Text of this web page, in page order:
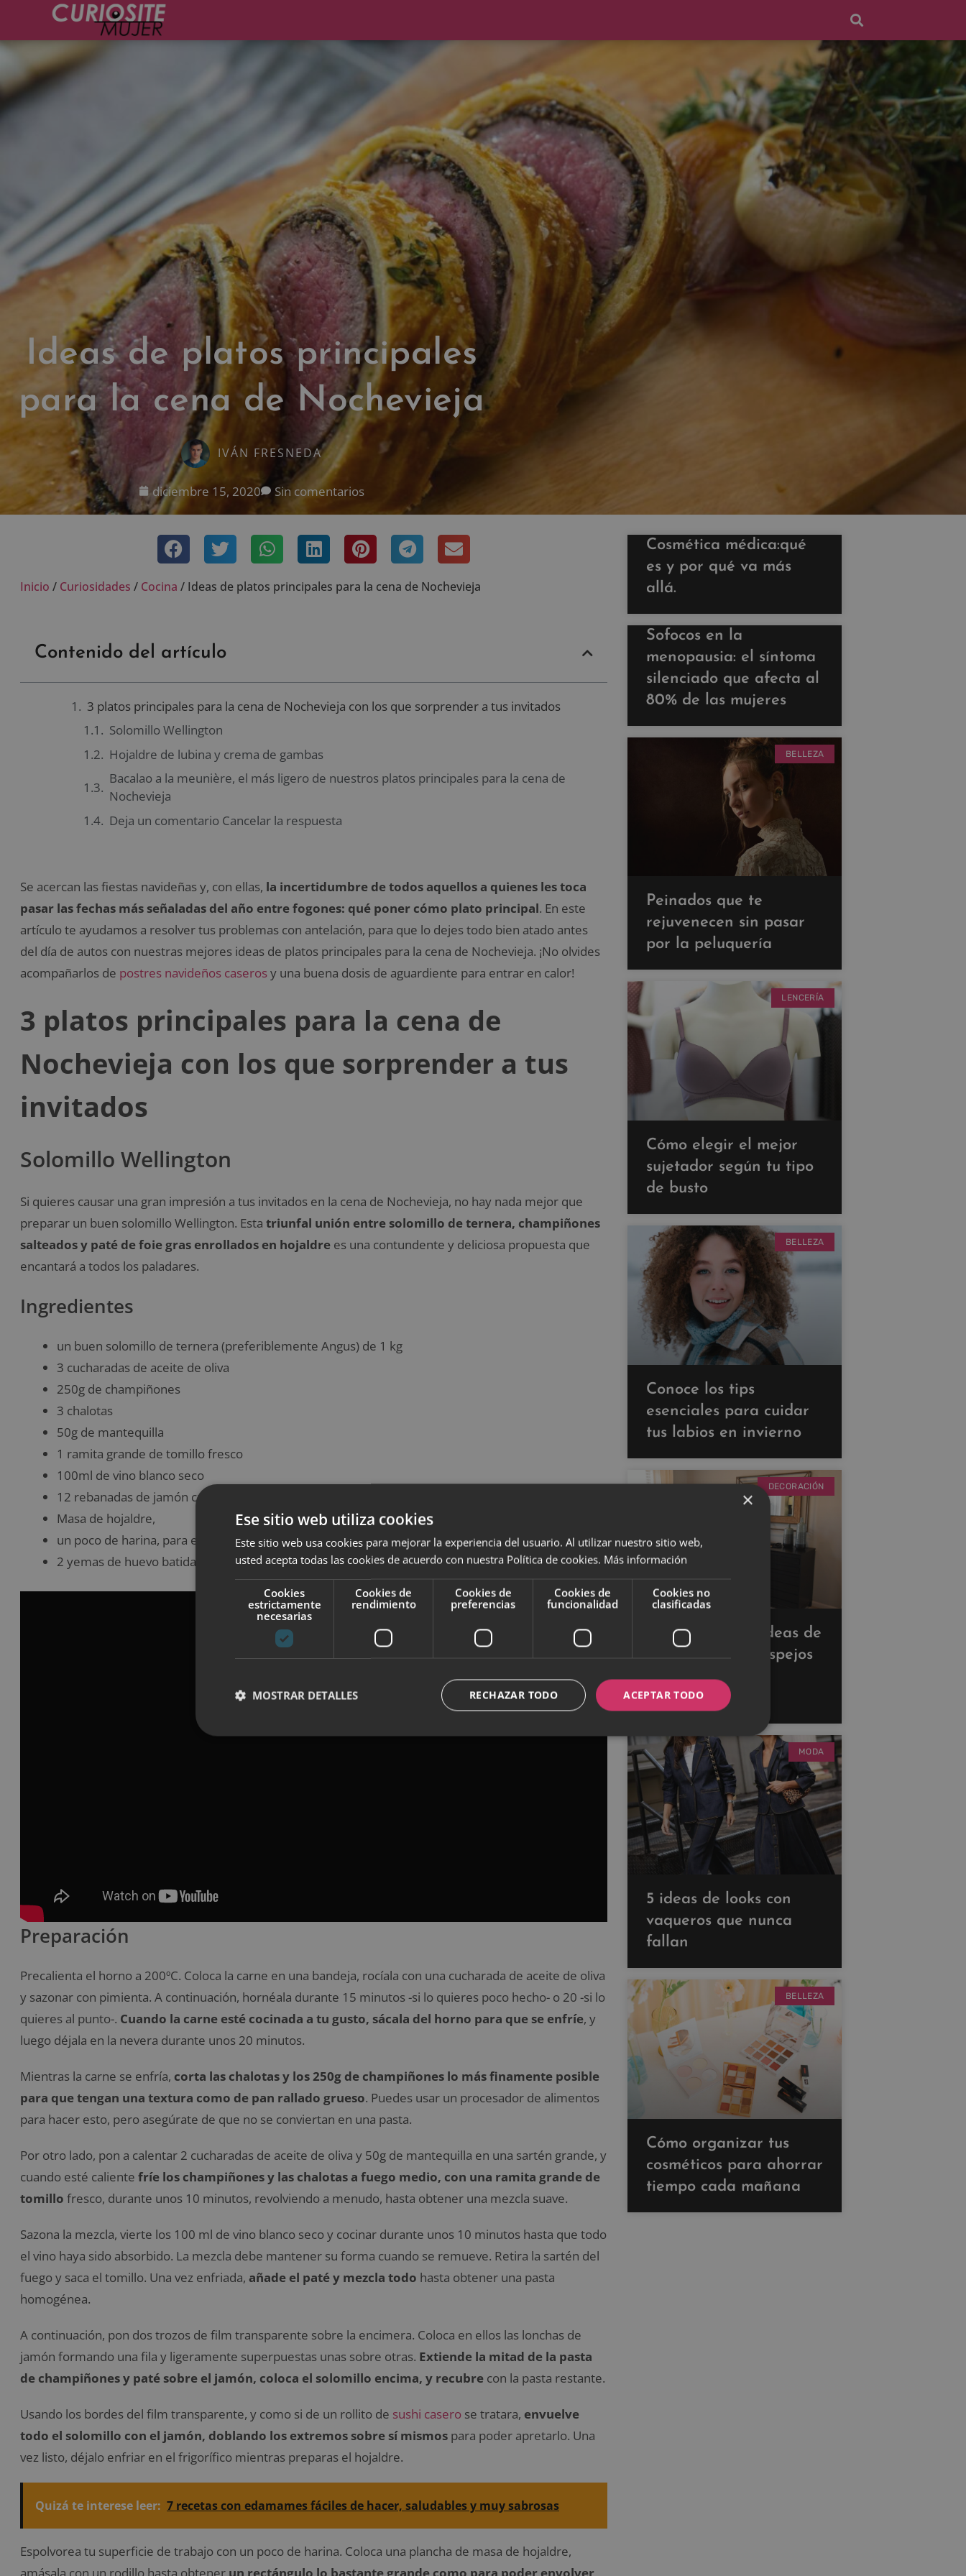
Ideas de platos principales
para la cena de Nochevieja
IVÁN FRESNEDA
diciembre 15, 2020 Sin comentarios
Inicio / Curiosidades / Cocina / Ideas de platos principales para la cena de Nochevieja
Contenido del artículo
3 platos principales para la cena de Nochevieja con los que sorprender a tus invitados
Solomillo Wellington
Hojaldre de lubina y crema de gambas
Bacalao a la meunière, el más ligero de nuestros platos principales para la cena de
Nochevieja
Deja un comentario Cancelar la respuesta
Se acercan las fiestas navideñas y, con ellas, la incertidumbre de todos aquellos a quienes les toca
pasar las fechas más señaladas del año entre fogones: qué poner cómo plato principal. En este
artículo te ayudamos a resolver tus problemas con antelación, para que lo dejes todo bien atado antes
del día de autos con nuestras mejores ideas de platos principales para la cena de Nochevieja. ¡No olvides
acompañarlos de postres navideños caserosy una buena dosis de aguardiente para entrar en calor!
3 platos principales para la cena de
Nochevieja con los que sorprender a tus
invitados
Solomillo Wellington
Si quieres causar una gran impresión a tus invitados en la cena de Nochevieja, no hay nada mejor que
preparar un buen solomillo Wellington. Esta triunfal unión entre solomillo de ternera, champiñones
salteados y paté de foie gras enrollados en hojaldre es una contundente y deliciosa propuesta que
encantará a todos los paladares.
Ingredientes
un buen solomillo de ternera (preferiblemente Angus) de 1 kg
3 cucharadas de aceite de oliva
250g de champiñones
3 chalotas
50g de mantequilla
1 ramita grande de tomillo fresco
100ml de vino blanco seco
12 rebanadas de jamón crudo
Masa de hojaldre,
un poco de harina, para espolvorear
2 yemas de huevo batidas con 1 cucharadita de agua
Preparación
Precalienta el horno a 200ºC. Coloca la carne en una bandeja, rocíala con una cucharada de aceite de oliva
y sazonar con pimienta. A continuación, hornéala durante 15 minutos -si lo quieres poco hecho- o 20 -si lo
quieres al punto-. Cuando la carne esté cocinada a tu gusto, sácala del horno para que se enfríe, y
luego déjala en la nevera durante unos 20 minutos.
Mientras la carne se enfría, corta las chalotas y los 250g de champiñones lo más finamente posible
para que tengan una textura como de pan rallado grueso. Puedes usar un procesador de alimentos
para hacer esto, pero asegúrate de que no se conviertan en una pasta.
Por otro lado, pon a calentar 2 cucharadas de aceite de oliva y 50g de mantequilla en una sartén grande, y
cuando esté caliente fríe los champiñones y las chalotas a fuego medio, con una ramita grande de
tomillo fresco, durante unos 10 minutos, revolviendo a menudo, hasta obtener una mezcla suave.
Sazona la mezcla, vierte los 100 ml de vino blanco seco y cocinar durante unos 10 minutos hasta que todo
el vino haya sido absorbido. La mezcla debe mantener su forma cuando se remueve. Retira la sartén del
fuego y saca el tomillo. Una vez enfriada, añade el paté y mezcla todo hasta obtener una pasta
homogénea.
A continuación, pon dos trozos de film transparente sobre la encimera. Coloca en ellos las lonchas de
jamón formando una fila y ligeramente superpuestas unas sobre otras. Extiende la mitad de la pasta
de champiñones y paté sobre el jamón, coloca el solomillo encima, y recubre con la pasta restante.
Usando los bordes del film transparente, y como si de un rollito de sushi casero se tratara, envuelve
todo el solomillo con el jamón, doblando los extremos sobre sí mismos para poder apretarlo. Una
vez listo, déjalo enfriar en el frigorífico mientras preparas el hojaldre.
Quizá te interese leer: 7 recetas con edamames fáciles de hacer, saludables y muy sabrosas
Espolvorea tu superficie de trabajo con un poco de harina. Coloca una plancha de masa de hojaldre,
Cosmética médica:qué
es y por qué va más
allá.
Sofocos en la
menopausia: el síntoma
silenciado que afecta al
80% de las mujeres
BELLEZA
Peinados que te
rejuvenecen sin pasar
por la peluquería
LENCERÍA
Cómo elegir el mejor
sujetador según tu tipo
de busto
BELLEZA
Conoce los tips
esenciales para cuidar
tus labios en invierno
DECORACIÓN
Descubre estas ideas de
decoración con espejos
para ampliar tus
espacios
MODA
5 ideas de looks con
vaqueros que nunca
fallan
BELLEZA
Cómo organizar tus
cosméticos para ahorrar
tiempo cada mañana
×
Ese sitio web utiliza cookies
Este sitio web usa cookies para mejorar la experiencia del usuario. Al utilizar nuestro sitio web,
usted acepta todas las cookies de acuerdo con nuestra Política de cookies. Más información
Cookies
estrictamente
necesarias
Cookies de
rendimiento
Cookies de
preferencias
Cookies de
funcionalidad
Cookies no
clasificadas
ACEPTAR TODO
RECHAZAR TODO
MOSTRAR DETALLES